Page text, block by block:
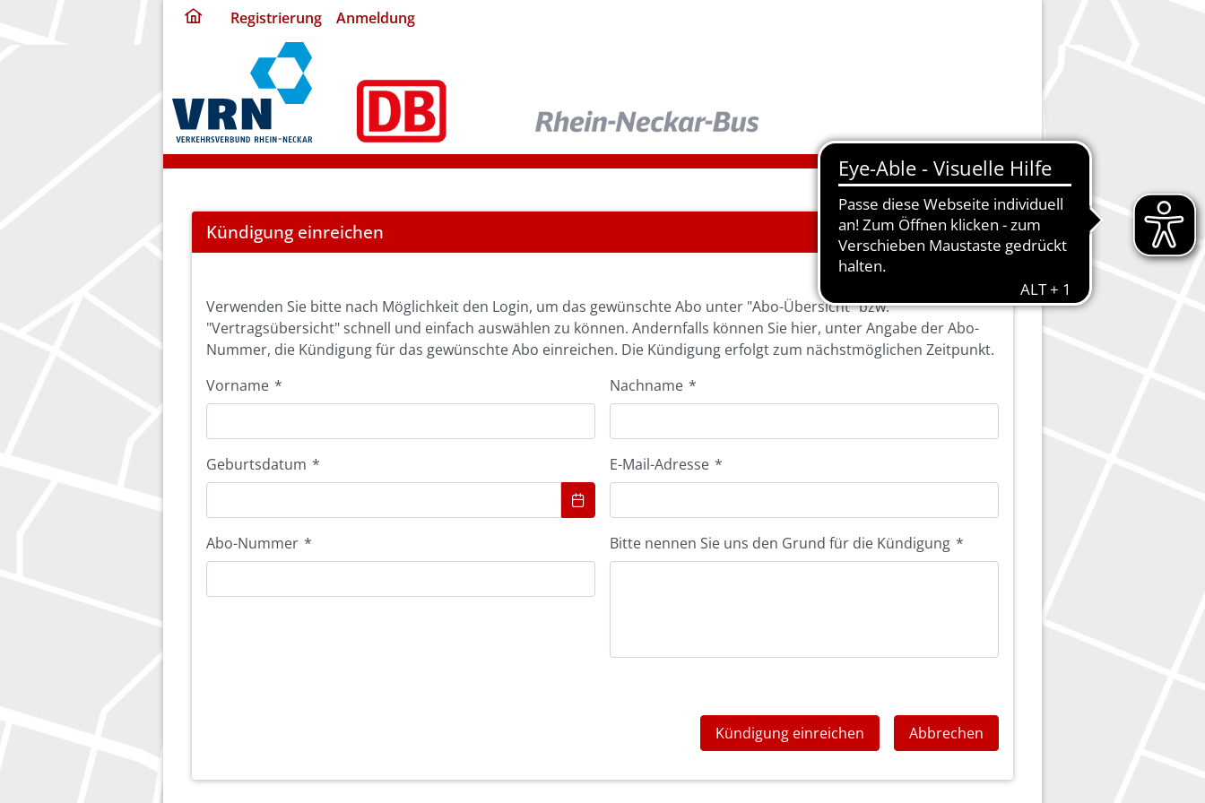
ding Registrierung Anmeldung
Cancel
Abo
Kündigung einreichen
Verwenden Sie bitte nach Möglichkeit den Login, um das gewünschte Abo unter "Abo-Übersicht" bzw.
"Vertragsübersicht" schnell und einfach auswählen zu können. Andernfalls können Sie hier, unter Angabe der Abo-
Nummer, die Kündigung für das gewünschte Abo einreichen. Die Kündigung erfolgt zum nächstmöglichen Zeitpunkt.
Vorname * Nachname *
Geburtsdatum * E-Mail-Adresse *
Abo-Nummer * Bitte nennen Sie uns den Grund für die Kündigung *
Kündigung einreichen Abbrechen